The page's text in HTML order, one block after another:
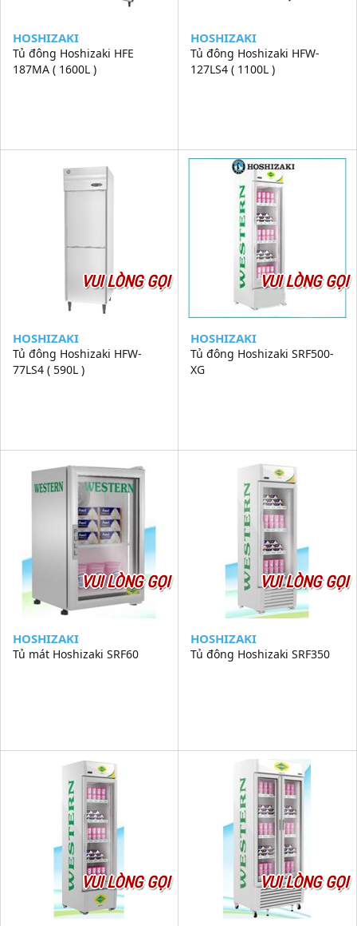
HOSHIZAKI
Tủ đông Hoshizaki HFE
187MA ( 1600L )
HOSHIZAKI
Tủ đông Hoshizaki HFW-
127LS4 ( 1100L )
VUI LÒNG GỌI
HOSHIZAKI
Tủ đông Hoshizaki HFW-
77LS4 ( 590L )
VUI LÒNG GỌI
HOSHIZAKI
Tủ đông Hoshizaki SRF500-
XG
VUI LÒNG GỌI
HOSHIZAKI
Tủ mát Hoshizaki SRF60
VUI LÒNG GỌI
HOSHIZAKI
Tủ đông Hoshizaki SRF350
VUI LÒNG GỌI VUI LÒNG GỌI